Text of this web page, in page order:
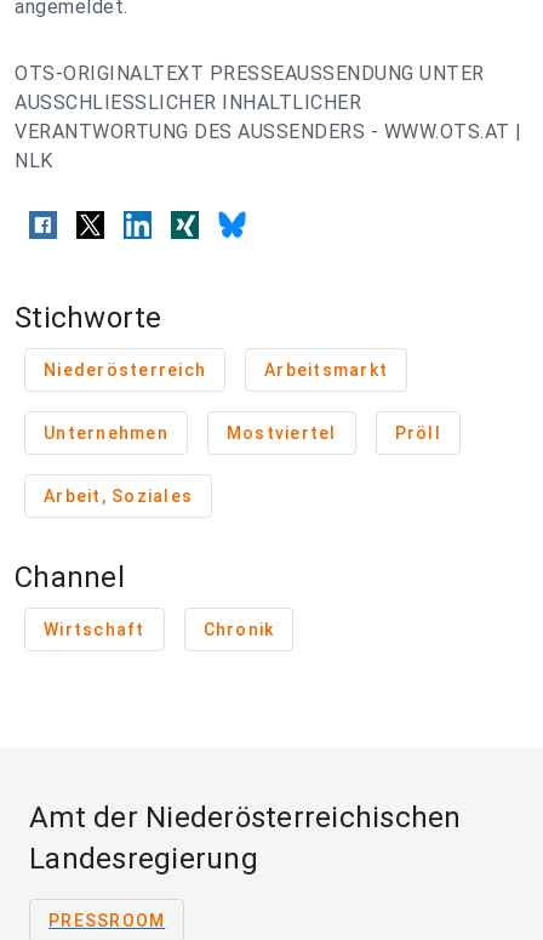
angemeldet.
OTS-ORIGINALTEXT PRESSEAUSSENDUNG UNTER
AUSSCHLIESSLICHER INHALTLICHER
VERANTWORTUNG DES AUSSENDERS - WWW.OTS.AT |
NLK
Stichworte
Niederösterreich Arbeitsmarkt
Unternehmen Mostviertel Pröll
Arbeit, Soziales
Channel
Wirtschaft Chronik
Amt der Niederösterreichischen
Landesregierung
PRESSROOM